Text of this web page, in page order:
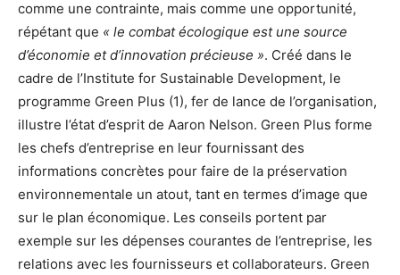
comme une contrainte, mais comme une opportunité,
répétant que « le combat écologique est une source
d’économie et d’innovation précieuse ». Créé dans le
cadre de l’Institute for Sustainable Development, le
programme Green Plus (1), fer de lance de l’organisation,
illustre l’état d’esprit de Aaron Nelson. Green Plus forme
les chefs d’entreprise en leur fournissant des
informations concrètes pour faire de la préservation
environnementale un atout, tant en termes d’image que
sur le plan économique. Les conseils portent par
exemple sur les dépenses courantes de l’entreprise, les
relations avec les fournisseurs et collaborateurs. Green